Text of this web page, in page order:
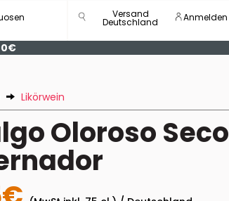
Versand
Deutschland Anmelden
Likörwein
Oloroso Seco